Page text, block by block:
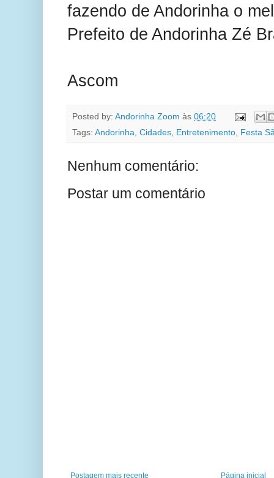
fazendo de Andorinha o
Prefeito de Andorinha Zé
Ascom
Posted by: Andorinha Zoom às 06:20
Tags: Andorinha, Cidades, Entretenimento, Festa
Nenhum comentário:
Postar um comentário
Postagem mais recente Página inicial